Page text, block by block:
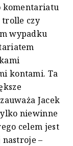
komentariatu
trolle czy
wypadku
kontami. Ta
Jacek
niewinne
celem jest
–